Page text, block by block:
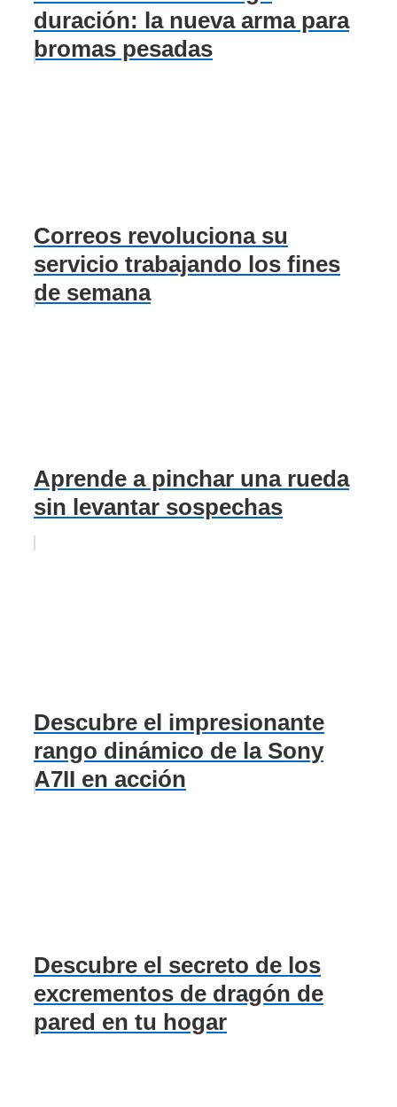
duración: la nueva arma para
bromas pesadas
Correos revoluciona su
servicio trabajando los fines
de semana
Aprende a pinchar una rueda
sin levantar sospechas
Descubre el impresionante
rango dinámico de la Sony
A7II en acción
Descubre el secreto de los
excrementos de dragón de
pared en tu hogar